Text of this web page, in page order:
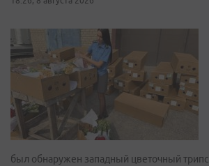
был обнаружен западный цветочный трипс